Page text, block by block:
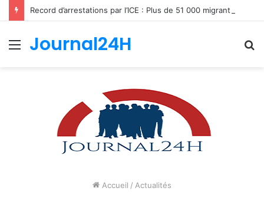
Menu
Journal24H
Accueil / Actualités